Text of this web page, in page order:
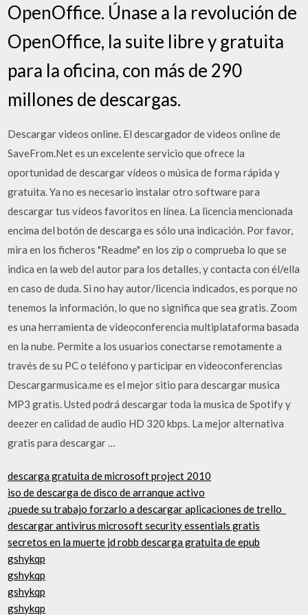
OpenOffice. Únase a la revolución de
OpenOffice, la suite libre y gratuita
para la oficina, con más de 290
millones de descargas.
Descargar videos online. El descargador de videos online de
SaveFrom.Net es un excelente servicio que ofrece la
oportunidad de descargar vídeos o música de forma rápida y
gratuita. Ya no es necesario instalar otro software para
descargar tus vídeos favoritos en línea. La licencia mencionada
encima del botón de descarga es sólo una indicación. Por favor,
mira en los ficheros "Readme" en los zip o comprueba lo que se
indica en la web del autor para los detalles, y contacta con él/ella
en caso de duda. Si no hay autor/licencia indicados, es porque no
tenemos la información, lo que no significa que sea gratis. Zoom
es una herramienta de videoconferencia multiplataforma basada
en la nube. Permite a los usuarios conectarse remotamente a
través de su PC o teléfono y participar en videoconferencias
Descargarmusica.me es el mejor sitio para descargar musica
MP3 gratis. Usted podrá descargar toda la musica de Spotify y
deezer en calidad de audio HD 320 kbps. La mejor alternativa
gratis para descargar …
descarga gratuita de microsoft project 2010
iso de descarga de disco de arranque activo
¿puede su trabajo forzarlo a descargar aplicaciones de trello_
descargar antivirus microsoft security essentials gratis
secretos en la muerte jd robb descarga gratuita de epub
gshykqp
gshykqp
gshykqp
gshykqp